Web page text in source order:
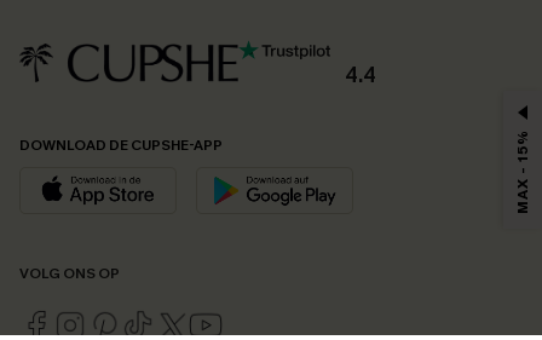
4.4
DOWNLOAD DE CUPSHE-APP
VOLG ONS OP
MAX - 15%